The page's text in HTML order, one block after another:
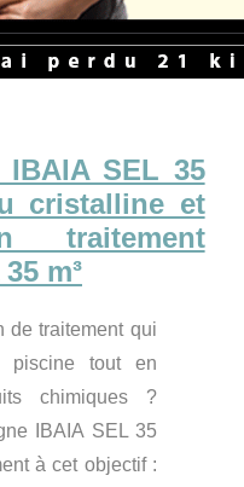
SEL 35
cristalline et
traitement
m³
de traitement qui
piscine tout en
chimiques ?
IBAIA SEL 35
à cet objectif :